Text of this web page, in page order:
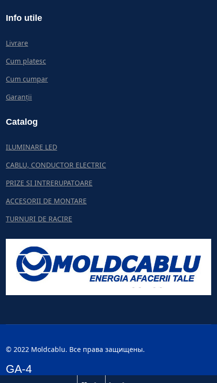
Info utile
Livrare
Cum platesc
Cum cumpar
Garanții
Catalog
ILUMINARE LED
CABLU, CONDUCTOR ELECTRIC
PRIZE SI INTRERUPATOARE
ACCESORII DE MONTARE
TURNURI DE RACIRE
© 2022 Moldcablu. Все права защищены.
GA-4